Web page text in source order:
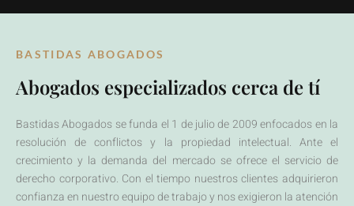
BASTIDAS ABOGADOS
Abogados especializados cerca de tí
Bastidas Abogados se funda el 1 de julio de 2009 enfocados en la
resolución de conflictos y la propiedad intelectual. Ante el
crecimiento y la demanda del mercado se ofrece el servicio de
derecho corporativo. Con el tiempo nuestros clientes adquirieron
confianza en nuestro equipo de trabajo y nos exigieron la atención